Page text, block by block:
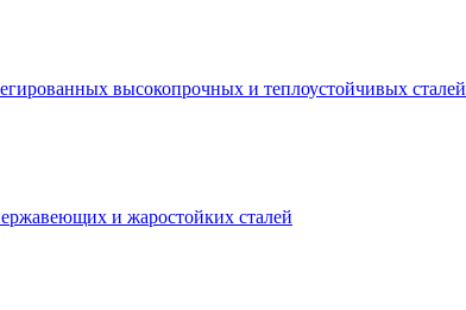
высокопрочных и теплоустойчивых сталей
и жаростойких сталей